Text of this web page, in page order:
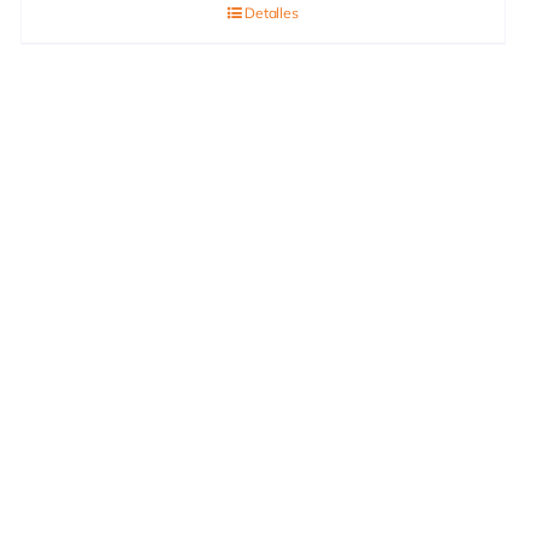
Detalles